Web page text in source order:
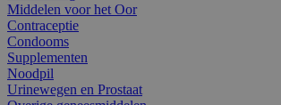
Middelen voor het Oor
Contraceptie
Condooms
Supplementen
Noodpil
Urinewegen en Prostaat